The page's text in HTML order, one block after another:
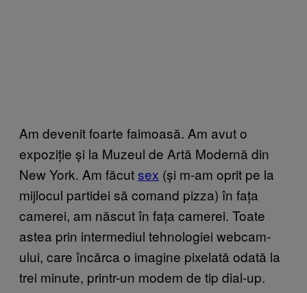
Am devenit foarte faimoasă. Am avut o
expoziție și la Muzeul de Artă Modernă din
New York. Am făcutsex (și m-am oprit pe la
mijlocul partidei să comand pizza) în fața
camerei, am născut în fața camerei. Toate
astea prin intermediul tehnologiei webcam-
ului, care încărca o imagine pixelată odată la
trei minute, printr-un modem de tip dial-up.